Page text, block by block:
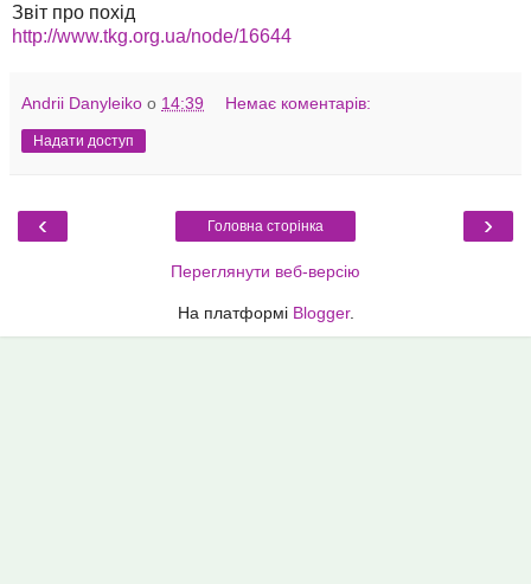
Звіт про похід
http://www.tkg.org.ua/node/16644
Andrii Danyleiko о 14:39 Немає коментарів:
Надати доступ
‹ ›
Головна сторінка
Переглянути веб-версію
На платформі Blogger.